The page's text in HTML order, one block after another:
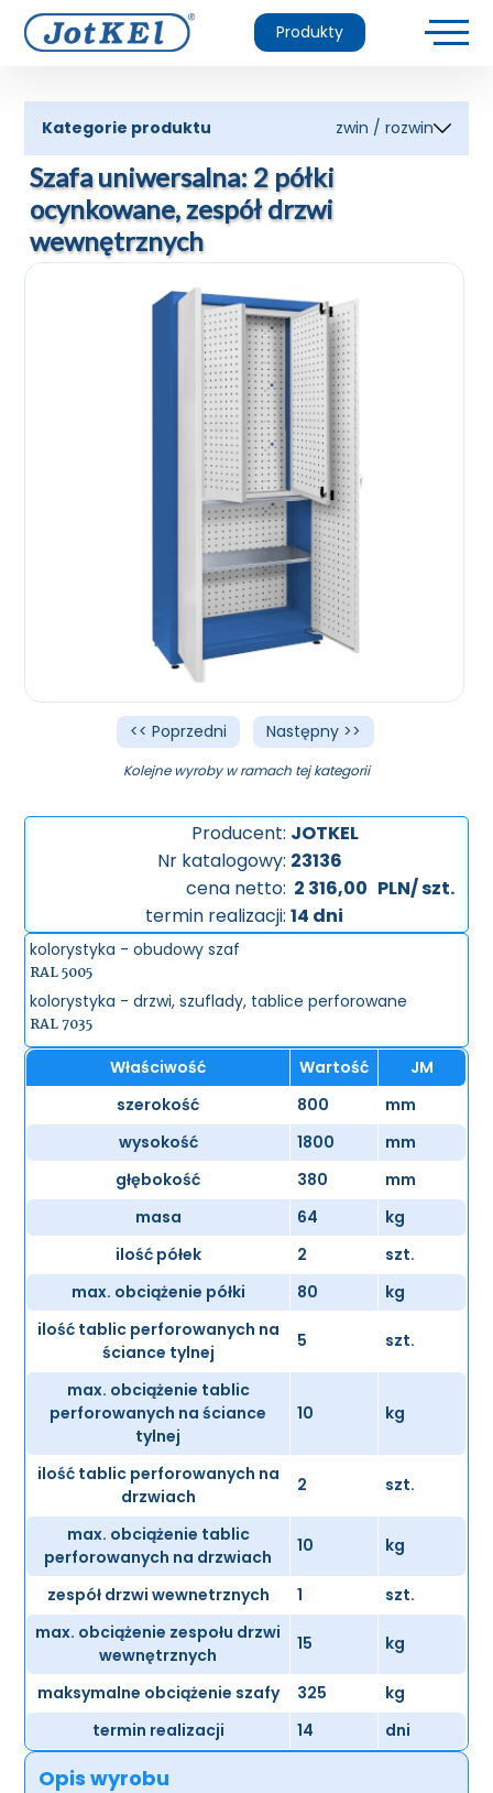
Produkty
Kategorie produktu zwin / rozwin
Szafa uniwersalna: 2 półki
ocynkowane, zespół drzwi
wewnętrznych
<< Poprzedni Następny >>
Kolejne wyroby w ramach tej kategorii
Producent: JOTKEL
Nr katalogowy: 23136
cena netto: 2 316,00 PLN/ szt.
termin realizacji: 14 dni
kolorystyka - obudowy szaf
RAL 5005
kolorystyka - drzwi, szuflady, tablice perforowane
RAL 7035
Właściwość Wartość
JM
szerokość
800
mm
wysokość
1800
mm
głębokość
380
mm
masa
64
kg
ilość półek
2
szt.
max. obciążenie półki
80
kg
ilość tablic perforowanych na
ściance tylnej
5 szt.
max. obciążenie tablic
perforowanych na ściance
tylnej
10 kg
ilość tablic perforowanych na
drzwiach
2 szt.
max. obciążenie tablic
perforowanych na drzwiach
10 kg
zespół drzwi wewnetrznych 1
szt.
max. obciążenie zespołu drzwi
wewnętrznych
15 kg
maksymalne obciążenie szafy 325
kg
termin realizacji
14 dni
Opis wyrobu